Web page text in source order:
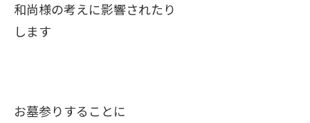
和尚様の考えに影響されたり
します
お墓参りすることに